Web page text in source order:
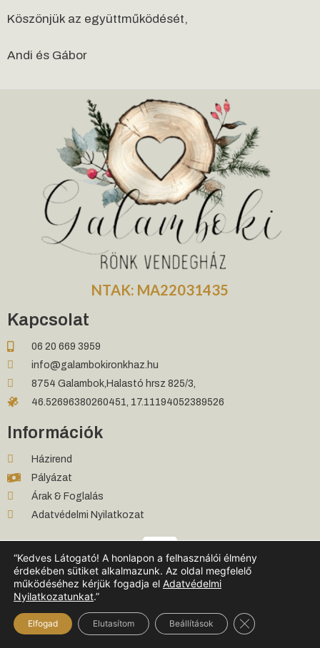
Köszönjük az együttműködését,
Andi és Gábor
NTAK: MA22031435
Kapcsolat
06 20 669 3959
info@galambokironkhaz.hu
8754 Galambok,Halastó hrsz 825/3,
46.52696380260451, 17.11194052389526
Információk
Házirend
Pályázat
Árak & Foglalás
Adatvédelmi Nyilatkozat
© 2019 - 2023 All rights Reserved
designed by GUESTHOUSEMARKETING
“Kedves Látogató! A honlapon a felhasználói élmény
érdekében sütiket alkalmazunk. Az oldal megfelelő
működéséhez kérjük fogadja el Adatvédelmi
Nyilatkozatunkat.”
Elfogad Elutasítom Beállítások Close GDPR